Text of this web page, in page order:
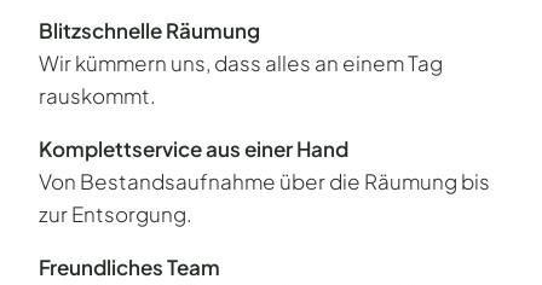
Blitzschnelle Räumung
Wir kümmern uns, dass alles an einem Tag
rauskommt.
Komplettservice aus einer Hand
Von Bestandsaufnahme über die Räumung bis
zur Entsorgung.
Freundliches Team